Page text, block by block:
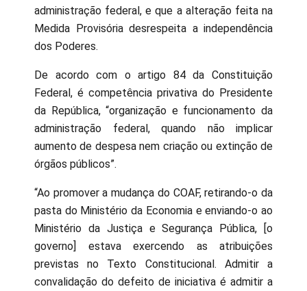
administração federal, e que a alteração feita na
Medida Provisória desrespeita a independência
dos Poderes.
De acordo com o artigo 84 da Constituição
Federal, é competência privativa do Presidente
da República, “organização e funcionamento da
administração federal, quando não implicar
aumento de despesa nem criação ou extinção de
órgãos públicos”.
“Ao promover a mudança do COAF, retirando-o da
pasta do Ministério da Economia e enviando-o ao
Ministério da Justiça e Segurança Pública, [o
governo] estava exercendo as atribuições
previstas no Texto Constitucional. Admitir a
convalidação do defeito de iniciativa é admitir a